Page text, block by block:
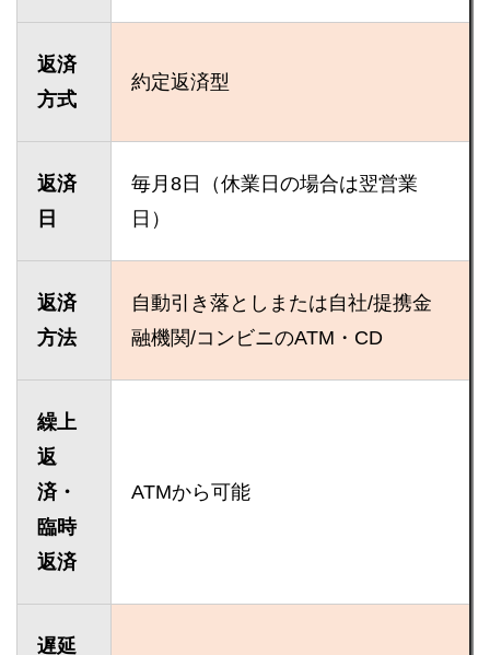
返済
方式
約定返済型
返済
日
毎月8日（休業日の場合は翌営業
日）
返済
方法
自動引き落としまたは自社/提携金
融機関/コンビニのATM・CD
繰上
返
済・
臨時
返済
ATMから可能
遅延